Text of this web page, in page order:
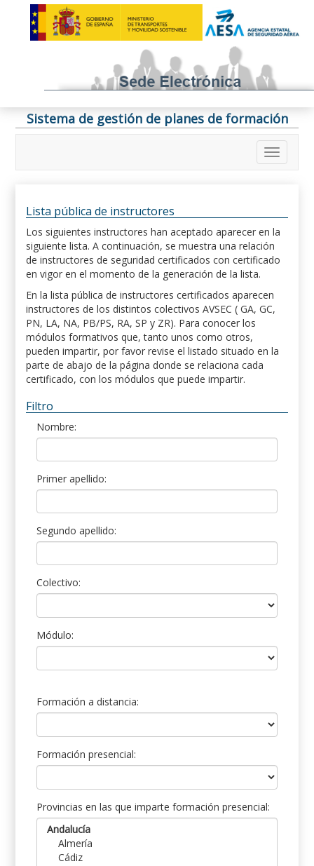
Sistema de gestión de planes de formación
Lista pública de instructores
Los siguientes instructores han aceptado aparecer en la
siguiente lista. A continuación, se muestra una relación
de instructores de seguridad certificados con certificado
en vigor en el momento de la generación de la lista.
En la lista pública de instructores certificados aparecen
instructores de los distintos colectivos AVSEC ( GA, GC,
PN, LA, NA, PB/PS, RA, SP y ZR). Para conocer los
módulos formativos que, tanto unos como otros,
pueden impartir, por favor revise el listado situado en la
parte de abajo de la página donde se relaciona cada
certificado, con los módulos que puede impartir.
Filtro
Nombre:
Primer apellido:
Segundo apellido:
Colectivo:
Módulo:
Formación a distancia:
Formación presencial:
Provincias en las que imparte formación presencial: